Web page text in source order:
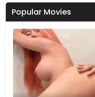
Popular Movies